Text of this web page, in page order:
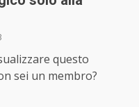
questo
sei un membro?